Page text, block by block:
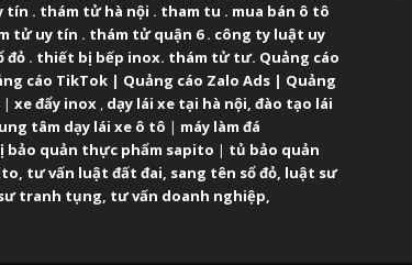
tín . thám tử hà nội . tham tu . mua bán ô tô
tử uy tín . thám tử quận 6. công ty luật uy
đỏ . thiết bị bếp inox. thám tử tư. Quảng cáo
cáo TikTok | Quảng cáo Zalo Ads | Quảng
| xe đẩy inox , dạy lái xe tại hà nội, đào tạo lái
tâm dạy lái xe ô tô | máy làm đá
bảo quản thực phẩm sapito | tủ bảo quản
, tư vấn luật đất đai, sang tên sổ đỏ, luật sư
tranh tụng, tư vấn doanh nghiệp,